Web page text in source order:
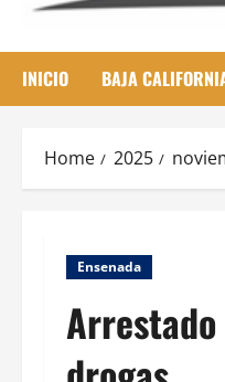
INICIO BAJA
Home 2025
Ensenada